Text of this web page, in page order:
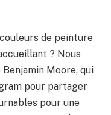
de peinture
? Nous
Moore, qui
pour partager
pour une